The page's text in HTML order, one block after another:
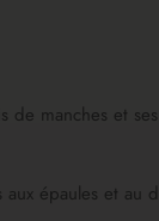
manches et
épaules et au